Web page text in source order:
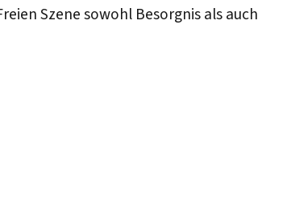
Szene sowohl Besorgnis als auch